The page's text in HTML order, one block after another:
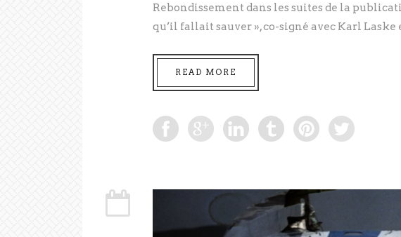
Rebondissement dans les suites de la
qu’il fallait sauver », co-signé avec Karl Laske
READ MORE